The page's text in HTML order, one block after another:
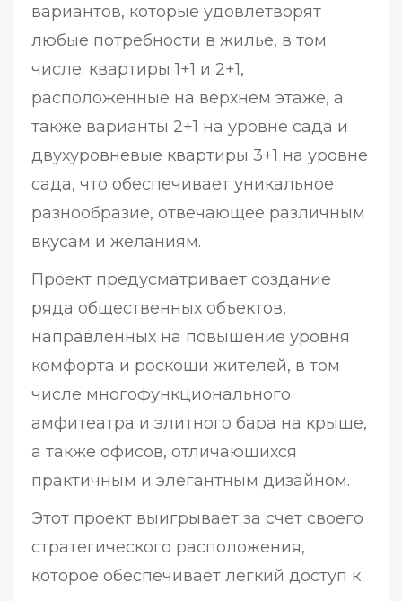
вариантов, которые удовлетворят
любые потребности в жилье, в том
числе: квартиры 1+1 и 2+1,
расположенные на верхнем этаже, а
также варианты 2+1 на уровне сада и
двухуровневые квартиры 3+1 на уровне
сада, что обеспечивает уникальное
разнообразие, отвечающее различным
вкусам и желаниям.
Проект предусматривает создание
ряда общественных объектов,
направленных на повышение уровня
комфорта и роскоши жителей, в том
числе многофункционального
амфитеатра и элитного бара на крыше,
а также офисов, отличающихся
практичным и элегантным дизайном.
Этот проект выигрывает за счет своего
стратегического расположения,
которое обеспечивает легкий доступ к